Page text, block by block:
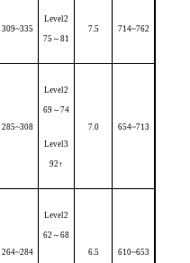
309~335
Level2
75 ～ 81
7.5 714~762
285~308
Level2
69 ～ 74
Level3
92 ↑
7.0 654~713
264~284
Level2
62 ～ 68
6.5 610~653